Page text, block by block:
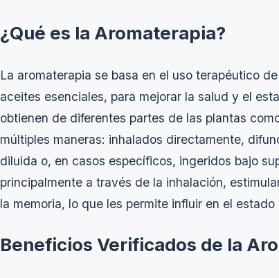
¿Qué es la Aromaterapia?
La aromaterapia se basa en el uso terapéutico
aceites esenciales, para mejorar la salud y el
obtienen de diferentes partes de las plantas
múltiples maneras: inhalados directamente,
diluida o, en casos específicos, ingeridos bajo
principalmente a través de la inhalación,
la memoria, lo que les permite influir en el
Beneficios Verificados de la